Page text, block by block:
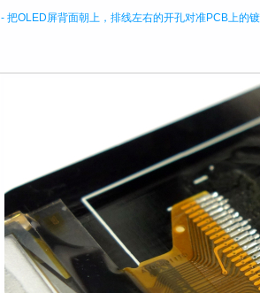
- 把OLED屏背面朝上，排线左右的开孔对准PCB上的